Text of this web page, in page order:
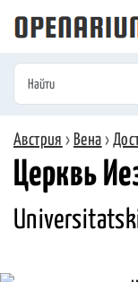
Австрия › Вена ›
Церквь